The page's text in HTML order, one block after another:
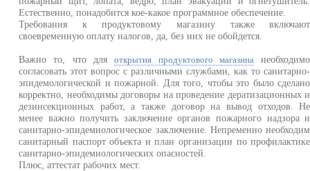
Естественно, понадобится кое-какое программное обеспечение.
Требования к продуктовому магазину также включают
своевременную оплату налогов, да, без них не обойдется.
Важно то, что дляоткрытия продуктового магазина необходимо
согласовать этот вопрос с различными службами, как то санитарно-
эпидемологической и пожарной. Для того, чтобы это было сделано
корректно, необходимы договоры на проведение дератизационных и
дезинсекционных работ, а также договор на вывод отходов. Не
менее важно получить заключение органов пожарного надзора и
санитарно-эпидемиологическое заключение. Непременно необходим
санитарный паспорт объекта и план организации по профилактике
санитарно-эпидемиологических опасностей.
Плюс, аттестат рабочих мест.